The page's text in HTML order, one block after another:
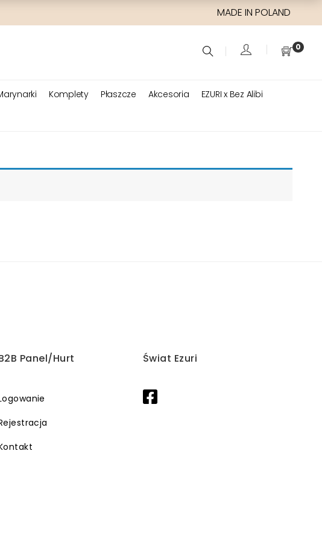
MADE IN POLAND
0
Komplety Płaszcze Akcesoria
EZURI x Bez Alibi
Panel/Hurt Świat Ezuri